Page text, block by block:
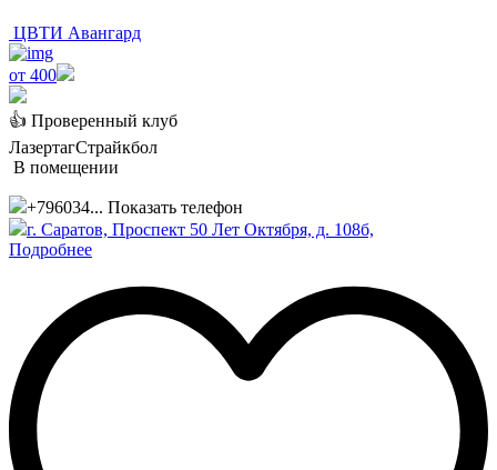
ЦВТИ Авангард
от 400
👍 Проверенный клуб
ЛазертагСтрайкбол
В помещении
+796034... Показать телефон
г. Саратов, Проспект 50 Лет Октября, д. 108б,
Подробнее